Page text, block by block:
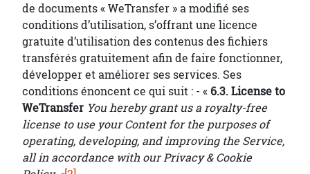
de documents « WeTransfer » a modifié ses
conditions d’utilisation, s’offrant une licence
gratuite d’utilisation des contenus des fichiers
transférés gratuitement afin de faire fonctionner,
développer et améliorer ses services. Ses
conditions énoncent ce qui suit : - « 6.3. License to
WeTransfer You hereby grant us a royalty-free
license to use your Content for the purposes of
operating, developing, and improving the Service,
all in accordance with our Privacy & Cookie